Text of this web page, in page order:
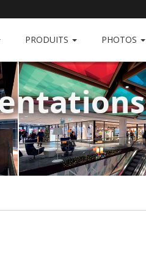
PRODUITS PHOTOS